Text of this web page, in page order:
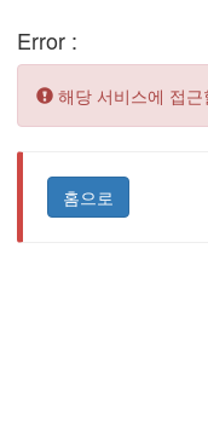
Error :
Error:
해당 서비스에 접
홈으로